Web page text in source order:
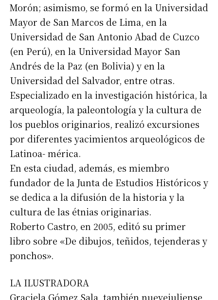
Suscribirme gratis
Dirección de correo electrónico
Morón; asimismo, se formó en la Universidad
Mayor de San Marcos de Lima, en la
Universidad de San Antonio Abad de Cuzco
(en Perú), en la Universidad Mayor San
Andrés de la Paz (en Bolivia) y en la
Universidad del Salvador, entre otras.
Especializado en la investigación histórica, la
arqueología, la paleontología y la cultura de
los pueblos originarios, realizó excursiones
por diferentes yacimientos arqueológicos de
Latinoa- mérica.
En esta ciudad, además, es miembro
fundador de la Junta de Estudios Históricos y
se dedica a la difusión de la historia y la
cultura de las étnias originarias.
Roberto Castro, en 2005, editó su primer
libro sobre «De dibujos, teñidos, tejenderas y
ponchos».
LA ILUSTRADORA
Graciela Gómez Sala, también nuevejuliense,